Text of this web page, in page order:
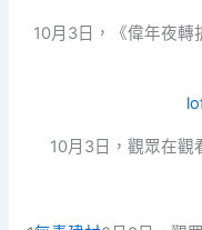
10月3日，《偉年夜轉
10月3日，觀眾在觀